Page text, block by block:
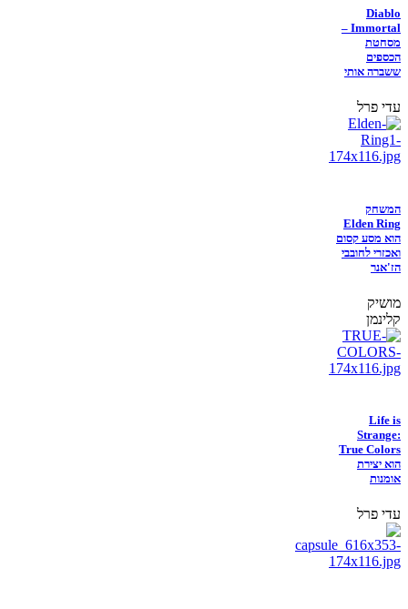
Diablo
Immortal –
מסחטת
הכספים
ששברה אותי
עדי פרל
המשחק
Elden Ring
הוא מסע קסום
ואכזרי לחובבי
הז'אנר
מושיק
קלינמן
Life is
Strange:
True Colors
הוא יצירת
אומנות
עדי פרל